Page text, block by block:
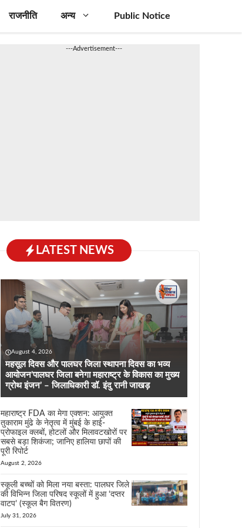
राजनीति अन्य Public Notice
---Advertisement---
LATEST NEWS
August 4, 2026
महसूल दिवस और पालघर जिला स्थापना दिवस का भव्य
आयोजन’पालघर जिला बनेगा महाराष्ट्र के विकास का मुख्य
ग्रोथ इंजन’ – जिलाधिकारी डॉ. इंदु रानी जाखड़
महाराष्ट्र FDA का मेगा एक्शन: आयुक्त
तुकाराम मुंढे के नेतृत्व में मुंबई के हाई-
प्रोफाइल क्लबों, होटलों और मिलावटखोरों पर
सबसे बड़ा शिकंजा; जानिए हालिया छापों की
पूरी रिपोर्ट
August 2, 2026
स्कूली बच्चों को मिला नया बस्ता: पालघर जिले
की विभिन्न जिला परिषद स्कूलों में हुआ ‘दप्तर
वाटप’ (स्कूल बैग वितरण)
July 31, 2026